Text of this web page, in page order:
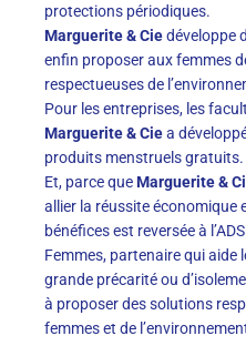
protections périodiques.
Marguerite & Ciedéveloppe
enfin proposer aux femmes
respectueuses de
Pour les entreprises, les
Marguerite & Ciea
produits menstruels gratuits.
Et, parce queMarguerite &
allier la réussite économique
bénéfices est reversée à
Femmes, partenaire qui aide
grande précarité ou
à proposer des solutions
femmes et de